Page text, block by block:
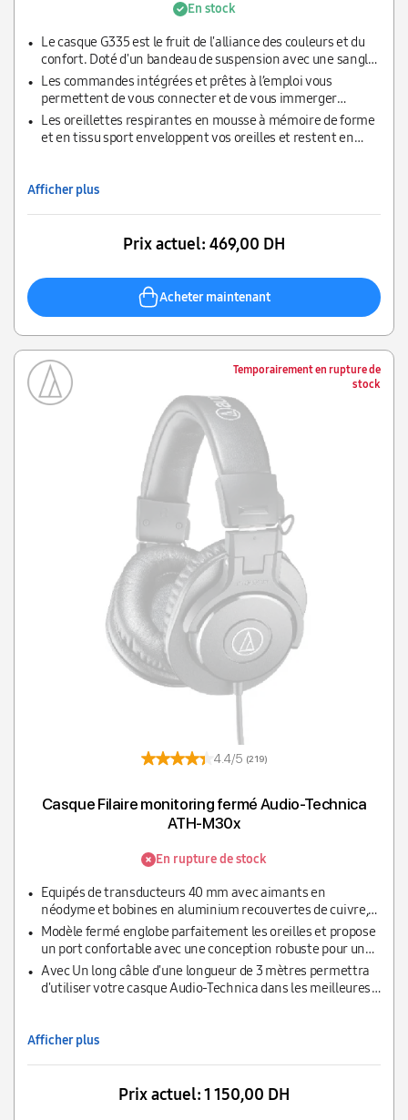
En stock
Le casque G335 est le fruit de l'alliance des couleurs et du
confort. Doté d'un bandeau de suspension avec une sangle
réglable afin que vous puissiez choisir l'ajustement le plus
confortable.
Les commandes intégrées et prêtes à l’emploi vous
permettent de vous connecter et de vous immerger
rapidement dans le jeu.
Les oreillettes respirantes en mousse à mémoire de forme
et en tissu sport enveloppent vos oreilles et restent en
Afficher plus
Prix actuel: 469,00 DH
Acheter maintenant
Temporairement en rupture de
stock
4.4/5 (219)
Casque Filaire monitoring fermé Audio-Technica
ATH-M30x
En rupture de stock
Equipés de transducteurs 40 mm avec aimants en
néodyme et bobines en aluminium recouvertes de cuivre,
le casque de monitoring ATH-M30x offre une écoute
détaillée avec des médiums précis.
Modèle fermé englobe parfaitement les oreilles et propose
un port confortable avec une conception robuste pour une
utilisation durable.
Avec Un long câble d'une longueur de 3 mètres permettra
d'utiliser votre casque Audio-Technica dans les meilleures
Afficher plus
Prix actuel:1 150,00 DH